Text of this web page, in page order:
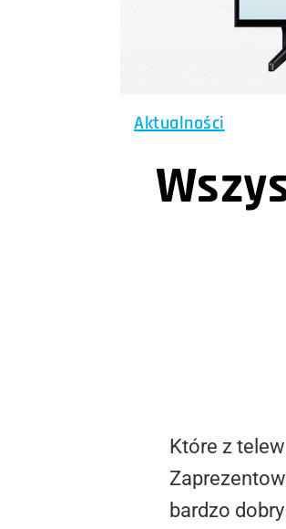
Aktualności
Które z
bardzo